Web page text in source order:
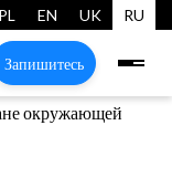
PL EN UK RU
Запишитесь
окружающей